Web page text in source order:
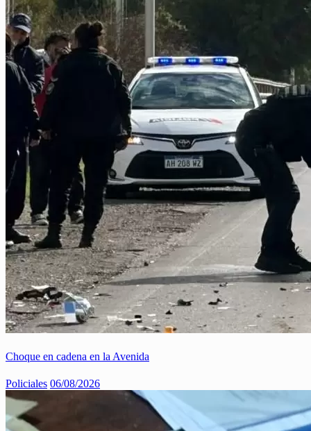
Choque en cadena en la Avenida
Policiales 06/08/2026